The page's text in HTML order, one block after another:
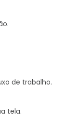
de trabalho.
tela.